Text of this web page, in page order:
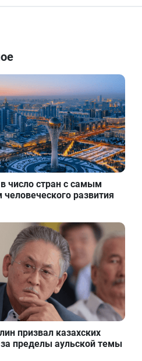
число стран с самым
развития
призвал казахских
пределы аульской темы